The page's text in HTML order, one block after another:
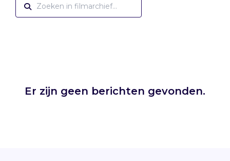
Er zijn geen berichten gevonden.